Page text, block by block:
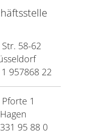
58-62
957868 22
1
95 88 0